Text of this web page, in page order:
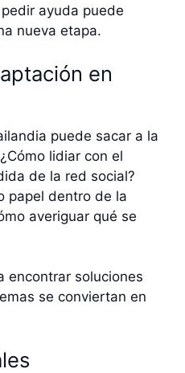
ayuda puede
nueva etapa.
en
puede sacar a la
lidiar con el
de la red social?
papel dentro de la
averiguar qué se
encontrar soluciones
se conviertan en